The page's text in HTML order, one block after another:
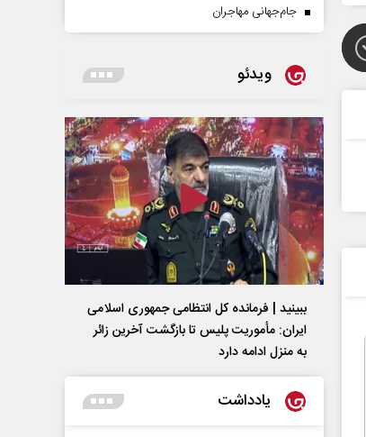
جام‌جهانی مهاجران
ویدئو
ببینید | فرمانده کل انتظامی جمهوری اسلامی
ایران­: مأموریت پلیس تا بازگشت آخرین زائر
به منزل ادامه دارد
یادداشت